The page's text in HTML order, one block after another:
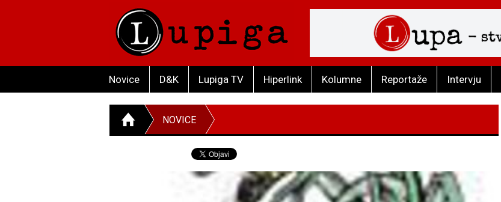
Novice D&K Lupiga TV Hiperlink Kolumne Reportaže Intervju
NOVICE